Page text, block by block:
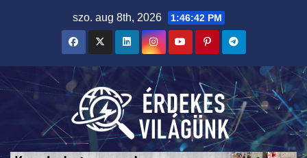
szo. aug 8th, 2026 1:46:44 PM